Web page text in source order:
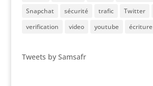
Snapchat
sécurité trafic Twitter
verification
video youtube écriture
Tweets by Samsafr